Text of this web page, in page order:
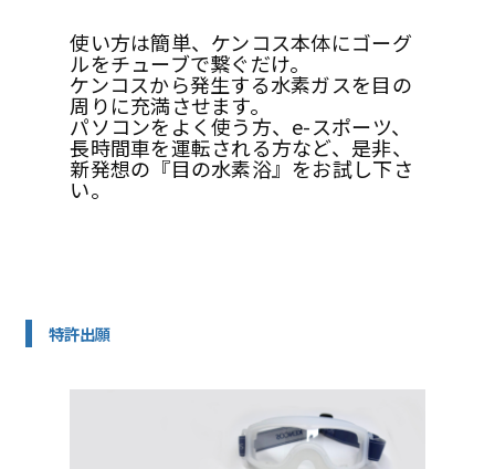
使い方は簡単、ケンコス本体にゴーグ
ルをチューブで繋ぐだけ。
ケンコスから発生する水素ガスを目の
周りに充満させます。
パソコンをよく使う方、e-スポーツ、
長時間車を運転される方など、是非、
新発想の『目の水素浴』をお試し下さ
い。
特許出願